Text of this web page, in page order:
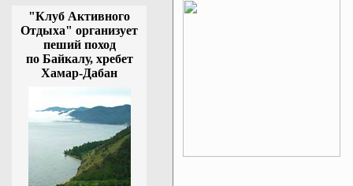
"Клуб Активного
Отдыха" организует
пеший поход
по Байкалу, хребет
Хамар-Дабан